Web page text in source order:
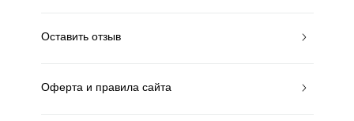
Оставить отзыв
Оферта и правила сайта